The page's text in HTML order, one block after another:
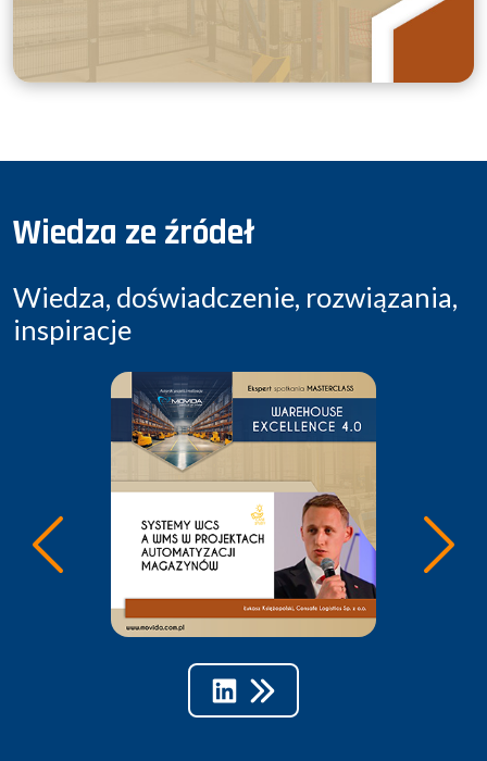
Wiedza ze źródeł
Wiedza, doświadczenie, rozwiązania,
inspiracje